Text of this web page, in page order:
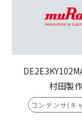
村田製
コンデンサ(キ